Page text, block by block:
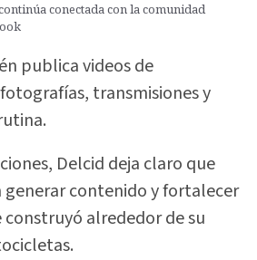
conectada con la comunidad
publica videos de
transmisiones y
Delcid deja claro que
generar contenido y fortalecer
alrededor de su